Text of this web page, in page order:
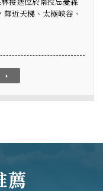
鄰近天梯、太極峽谷、
arrow_right
薦